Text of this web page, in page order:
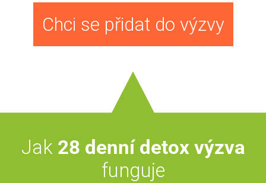
Chci se přidat do výzvy
Jak 28 denní detox výzva
funguje